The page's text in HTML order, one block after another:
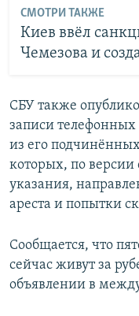
СМОТРИ ТАКЖЕ
Киев ввёл
Чемезова и
СБУ также
записи телефонных
из его
которых, по версии
указания,
ареста и попытки
Сообщается, что
сейчас живут за
объявлении в